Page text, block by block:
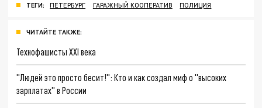
ТЕГИ: ПЕТЕРБУРГ ГАРАЖНЫЙ КООПЕРАТИВ ПОЛИЦИЯ
ЧИТАЙТЕ ТАКЖЕ:
Технофашисты XXI века
"Людей это просто бесит!": Кто и как создал миф о "высоких
зарплатах" в России